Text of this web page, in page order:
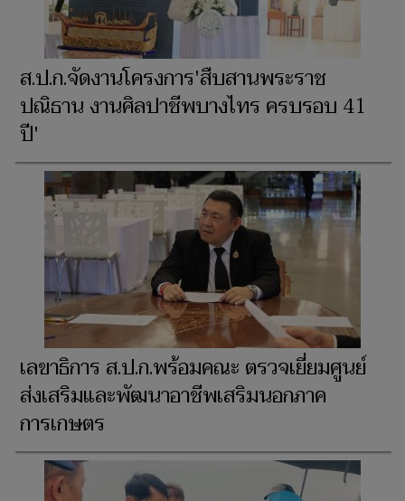
ส.ป.ก.จัดงานโครงการ'สืบสานพระราช
ปณิธาน งานศิลปาชีพบางไทร ครบรอบ 41
ปี'
เลขาธิการ ส.ป.ก.พร้อมคณะ ตรวจเยี่ยมศูนย์
ส่งเสริมและพัฒนาอาชีพเสริมนอกภาค
การเกษตร